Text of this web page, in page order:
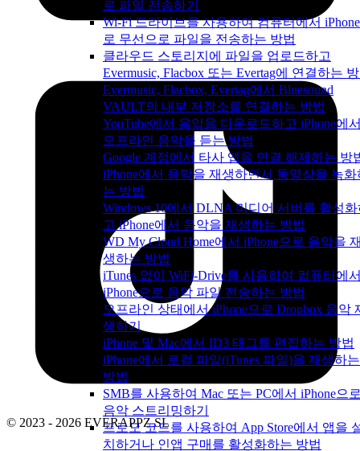
로 파일 전송하기
Wi-Fi 드라이브를 사용하여 컴퓨터에서
로 무선으로 파일을 전송하는 방법
클라우드 스토리지에 파일을 업로드하고
Evermusic, Flacbox 또는 Evertag에 연결하는
Evermusic, Flacbox, Evertag에서 Bluesound
VAULT의 내부 저장소를 연결하는 방법
YouTube에서 음악을 다운로드하고 iPhone에
오프라인 음악을 듣는 방법
Google 계정에서 타사 앱을 연결 해제하는 방
iPhone에서 음악을 재생하면서 동영상을 녹화
는 방법
Windows 10에서 DLNA 미디어 서버를 활성
고 iPhone에서 음악을 재생하는 방법
WD My Cloud Home에서 iPhone으로 음악을
생하는 방법
iTunes 없이 WiFi-Drive를 사용하여 컴퓨터에
iPhone으로 음악 파일 전송하는 방법
오프라인 상태에서 iPhone으로 Dropbox 음악
생하기
iPhone 및 Mac에서 ID3 태그를 편집하는 방법
iPhone에서 로컬 파일(iTunes 파일)을 재생하는
방법
SMB를 사용하여 Mac 또는 PC에서 iPhone으
음악 스트리밍하기
프로모 코드를 사용하여 App Store에서 앱을
치하거나 인앱 구매를 활성화하는 방법
© 2023 - 2026 EVERAPPZ SL